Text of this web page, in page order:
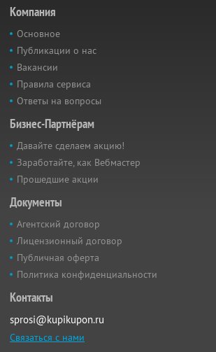
Компания
Основное
Публикации о нас
Вакансии
Правила сервиса
Ответы на вопросы
Бизнес-Партнёрам
Давайте сделаем акцию!
Заработайте, как Вебмастер
Прошедшие акции
Документы
Агентский договор
Лицензионный договор
Публичная оферта
Политика конфиденциальности
Контакты
sprosi@kupikupon.ru
Связаться с нами